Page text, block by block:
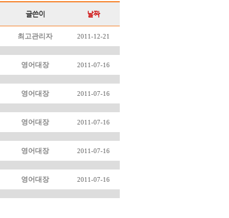
글쓴이 날짜
최고관리자 2011-12-21
영어대장 2011-07-16
영어대장 2011-07-16
영어대장 2011-07-16
영어대장 2011-07-16
영어대장 2011-07-16